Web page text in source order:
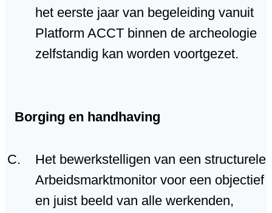
het eerste jaar van begeleiding vanuit
Platform ACCT binnen de archeologie
zelfstandig kan worden voortgezet.
Borging en handhaving
Het bewerkstelligen van een structurele
Arbeidsmarktmonitor voor een objectief
en juist beeld van alle werkenden,